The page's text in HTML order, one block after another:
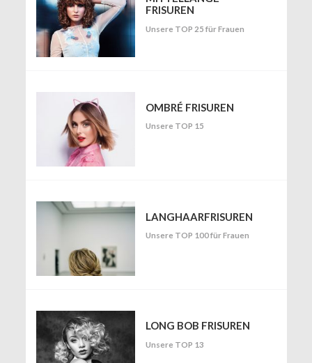
FRISUREN
Unsere TOP 25 für Frauen
OMBRÉ FRISUREN
Unsere TOP 15
LANGHAARFRISUREN
Unsere TOP 100 für Frauen
LONG BOB FRISUREN
Unsere TOP 13